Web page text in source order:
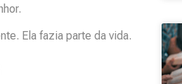
Ela fazia parte da vida.